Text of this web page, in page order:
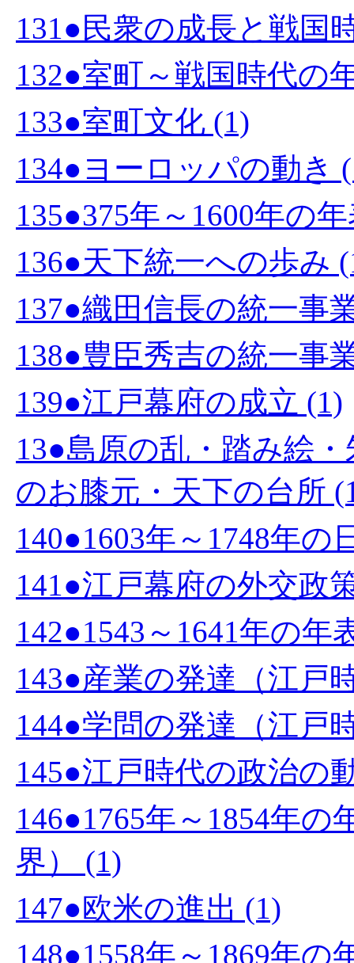
131●民衆の成長と戦国
132●室町～戦国時代の
133●室町文化 (1)
134●ヨーロッパの動き
135●375年～1600年の
136●天下統一への歩み
137●織田信長の統一事
138●豊臣秀吉の統一事
139●江戸幕府の成立 (1)
13●島原の乱・踏み絵
のお膝元・天下の台所
140●1603年～1748年の
141●江戸幕府の外交政
142●1543～1641年の年
143●産業の発達（江戸
144●学問の発達（江戸
145●江戸時代の政治の
146●1765年～1854年
界） (1)
147●欧米の進出 (1)
148●1558年～1869年の